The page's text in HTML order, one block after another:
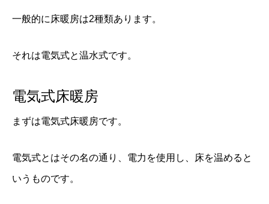
一般的に床暖房は2種類あります。
それは電気式と温水式です。
電気式床暖房
まずは電気式床暖房です。
電気式とはその名の通り、電力を使用し、床を温めると
いうものです。